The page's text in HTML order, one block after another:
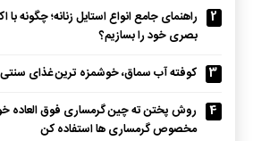
2
راهنمای جامع انواع استایل زنانه؛
بصری خود را بسازیم؟
3
کوفته آب سماق، خوشمزه ترین غذای
4
روش پختن ته چین گرمساری فوق العاده
مخصوص گرمساری ها استفاده کن